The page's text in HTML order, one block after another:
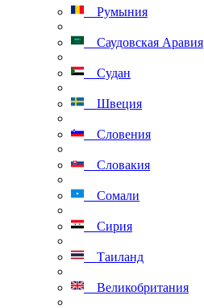
Румыния
Саудовская Аравия
Судан
Швеция
Словения
Словакия
Сомали
Сирия
Таиланд
Великобритания